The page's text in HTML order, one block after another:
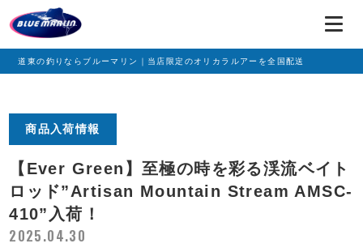
道東の釣りならブルーマリン｜当店限定のオリカラルアーを全国配送
商品入荷情報
【Ever Green】至極の時を彩る渓流ベイト
ロッド”Artisan Mountain Stream AMSC-
410”入荷！
2025.04.30